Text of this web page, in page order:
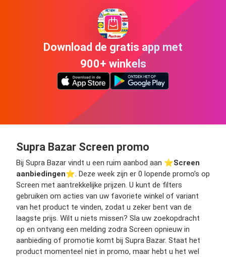
Download de gratis app met
900+ winkels
Supra Bazar Screen promo
Bij Supra Bazar vindt u een ruim aanbod aan ⭐️Screen
aanbiedingen⭐️. Deze week zijn er 0 lopende promo’s op
Screen met aantrekkelijke prijzen. U kunt de filters
gebruiken om acties van uw favoriete winkel of variant
van het product te vinden, zodat u zeker bent van de
laagste prijs. Wilt u niets missen? Sla uw zoekopdracht
op en ontvang een melding zodra Screen opnieuw in
aanbieding of promotie komt bij Supra Bazar. Staat het
product momenteel niet in promo, maar hebt u het wel